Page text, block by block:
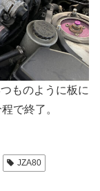
ものように板に
で終了。
JZA80